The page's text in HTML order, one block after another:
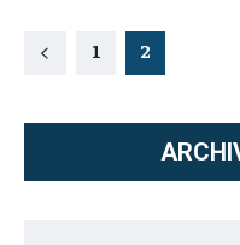
1 2